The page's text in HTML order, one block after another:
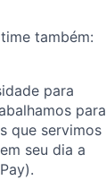
também:
para
para
que servimos
seu dia a